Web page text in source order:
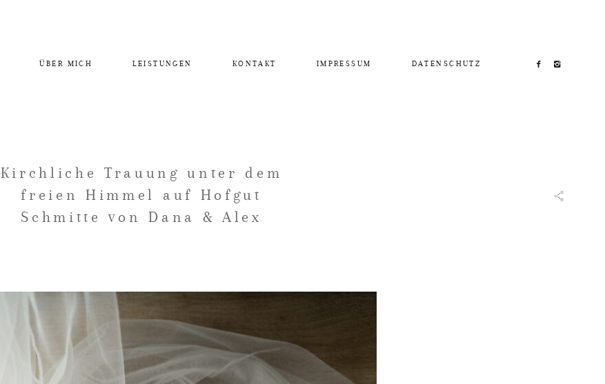
ÜBER MICH LEISTUNGEN KONTAKT IMPRESSUM DATENSCHUTZ
Kirchliche Trauung unter dem
freien Himmel auf Hofgut
Schmitte von Dana & Alex